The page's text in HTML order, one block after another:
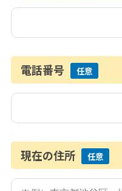
電話番号 任意
現在の住所 任意